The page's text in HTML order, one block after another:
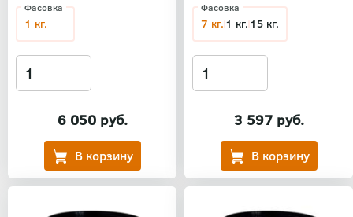
6 050 руб.
Фасовка
1 кг.
3 597 руб.
Фасовка
7 кг. 1 кг. 15 кг.